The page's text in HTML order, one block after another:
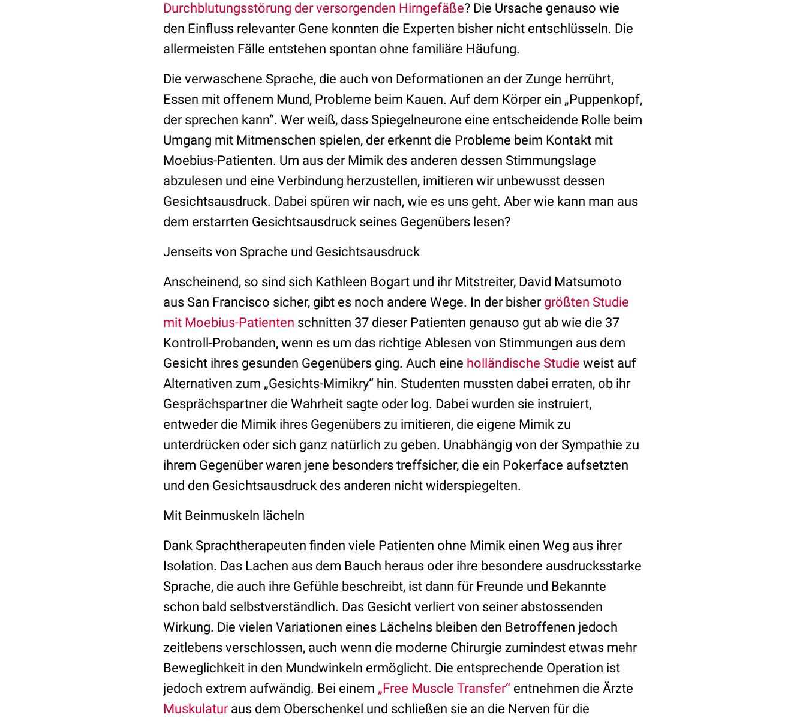
Durchblutungsstörung der versorgenden Hirngefäße? Die Ursache genauso wie
den Einfluss relevanter Gene konnten die Experten bisher nicht entschlüsseln. Die
allermeisten Fälle entstehen spontan ohne familiäre Häufung.
Die verwaschene Sprache, die auch von Deformationen an der Zunge herrührt,
Essen mit offenem Mund, Probleme beim Kauen. Auf dem Körper ein „Puppenkopf,
der sprechen kann“. Wer weiß, dass Spiegelneurone eine entscheidende Rolle beim
Umgang mit Mitmenschen spielen, der erkennt die Probleme beim Kontakt mit
Moebius-Patienten. Um aus der Mimik des anderen dessen Stimmungslage
abzulesen und eine Verbindung herzustellen, imitieren wir unbewusst dessen
Gesichtsausdruck. Dabei spüren wir nach, wie es uns geht. Aber wie kann man aus
dem erstarrten Gesichtsausdruck seines Gegenübers lesen?
Jenseits von Sprache und Gesichtsausdruck
Anscheinend, so sind sich Kathleen Bogart und ihr Mitstreiter, David Matsumoto
aus San Francisco sicher, gibt es noch andere Wege. In der bisher größten Studie
mit Moebius-Patienten schnitten 37 dieser Patienten genauso gut ab wie die 37
Kontroll-Probanden, wenn es um das richtige Ablesen von Stimmungen aus dem
Gesicht ihres gesunden Gegenübers ging. Auch eine holländische Studie weist auf
Alternativen zum „Gesichts-Mimikry“ hin. Studenten mussten dabei erraten, ob ihr
Gesprächspartner die Wahrheit sagte oder log. Dabei wurden sie instruiert,
entweder die Mimik ihres Gegenübers zu imitieren, die eigene Mimik zu
unterdrücken oder sich ganz natürlich zu geben. Unabhängig von der Sympathie zu
ihrem Gegenüber waren jene besonders treffsicher, die ein Pokerface aufsetzten
und den Gesichtsausdruck des anderen nicht widerspiegelten.
Mit Beinmuskeln lächeln
Dank Sprachtherapeuten finden viele Patienten ohne Mimik einen Weg aus ihrer
Isolation. Das Lachen aus dem Bauch heraus oder ihre besondere ausdrucksstarke
Sprache, die auch ihre Gefühle beschreibt, ist dann für Freunde und Bekannte
schon bald selbstverständlich. Das Gesicht verliert von seiner abstossenden
Wirkung. Die vielen Variationen eines Lächelns bleiben den Betroffenen jedoch
zeitlebens verschlossen, auch wenn die moderne Chirurgie zumindest etwas mehr
Beweglichkeit in den Mundwinkeln ermöglicht. Die entsprechende Operation ist
jedoch extrem aufwändig. Bei einem „Free Muscle Transfer“ entnehmen die Ärzte
Muskulaturaus dem Oberschenkel und schließen sie an die Nerven für die